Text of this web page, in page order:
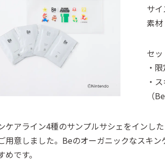
サ
素材
セッ
・
・
（
ケアライン4種のサンプルサシェをインし
用意しました。Beのオーガニックなスキ
めです。